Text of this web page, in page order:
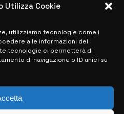
Utilizza Cookie
utilizziamo tecnologie come i
alle informazioni del
tecnologie ci permetterà di
di navigazione o ID unici su